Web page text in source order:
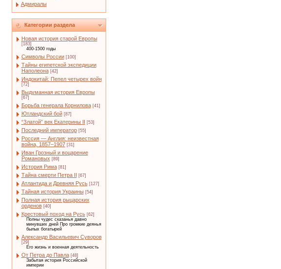
Адмиралы
Категории раздела
Новая история старой Европы
[183]
400-1500 годы
Символы России [100]
Тайны египетской экспедиции
Наполеона [42]
Индокитай: Пепел четырех войн
[72]
Выдуманная история Европы
[67]
Борьба генерала Корнилова [41]
Ютландский бой [87]
“Златой” век Екатерины II [53]
Последний император [55]
Россия — Англия: неизвестная
война, 1857–1907 [31]
Иван Грозный и воцарение
Романовых [89]
История Рима [81]
Тайна смерти Петра II [67]
Атлантида и Древняя Русь [127]
Тайная история Украины [54]
Полная история рыцарских
орденов [40]
Крестовый поход на Русь [62]
Полны чудес сказанья давно
минувших дней Про громкие деянья
былых богатырей
Александр Васильевич Суворов
[29]
Его жизнь и военная деятельность
От Петра до Павла [48]
Забытая история Российской
империи